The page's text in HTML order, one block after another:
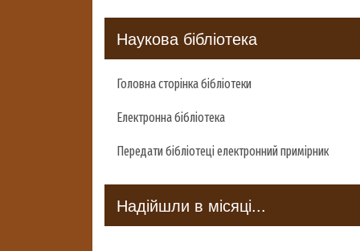
Наукова бібліотека
Головна сторінка бібліотеки
Електронна бібліотека
Передати бібліотеці електронний примірник
Надійшли в місяці...